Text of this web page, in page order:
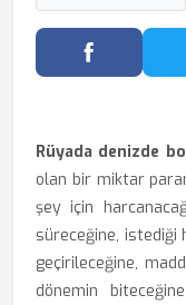
Rüyada denizde
olan bir miktar
şey için
süreceğine, istediği
geçirileceğine,
dönemin